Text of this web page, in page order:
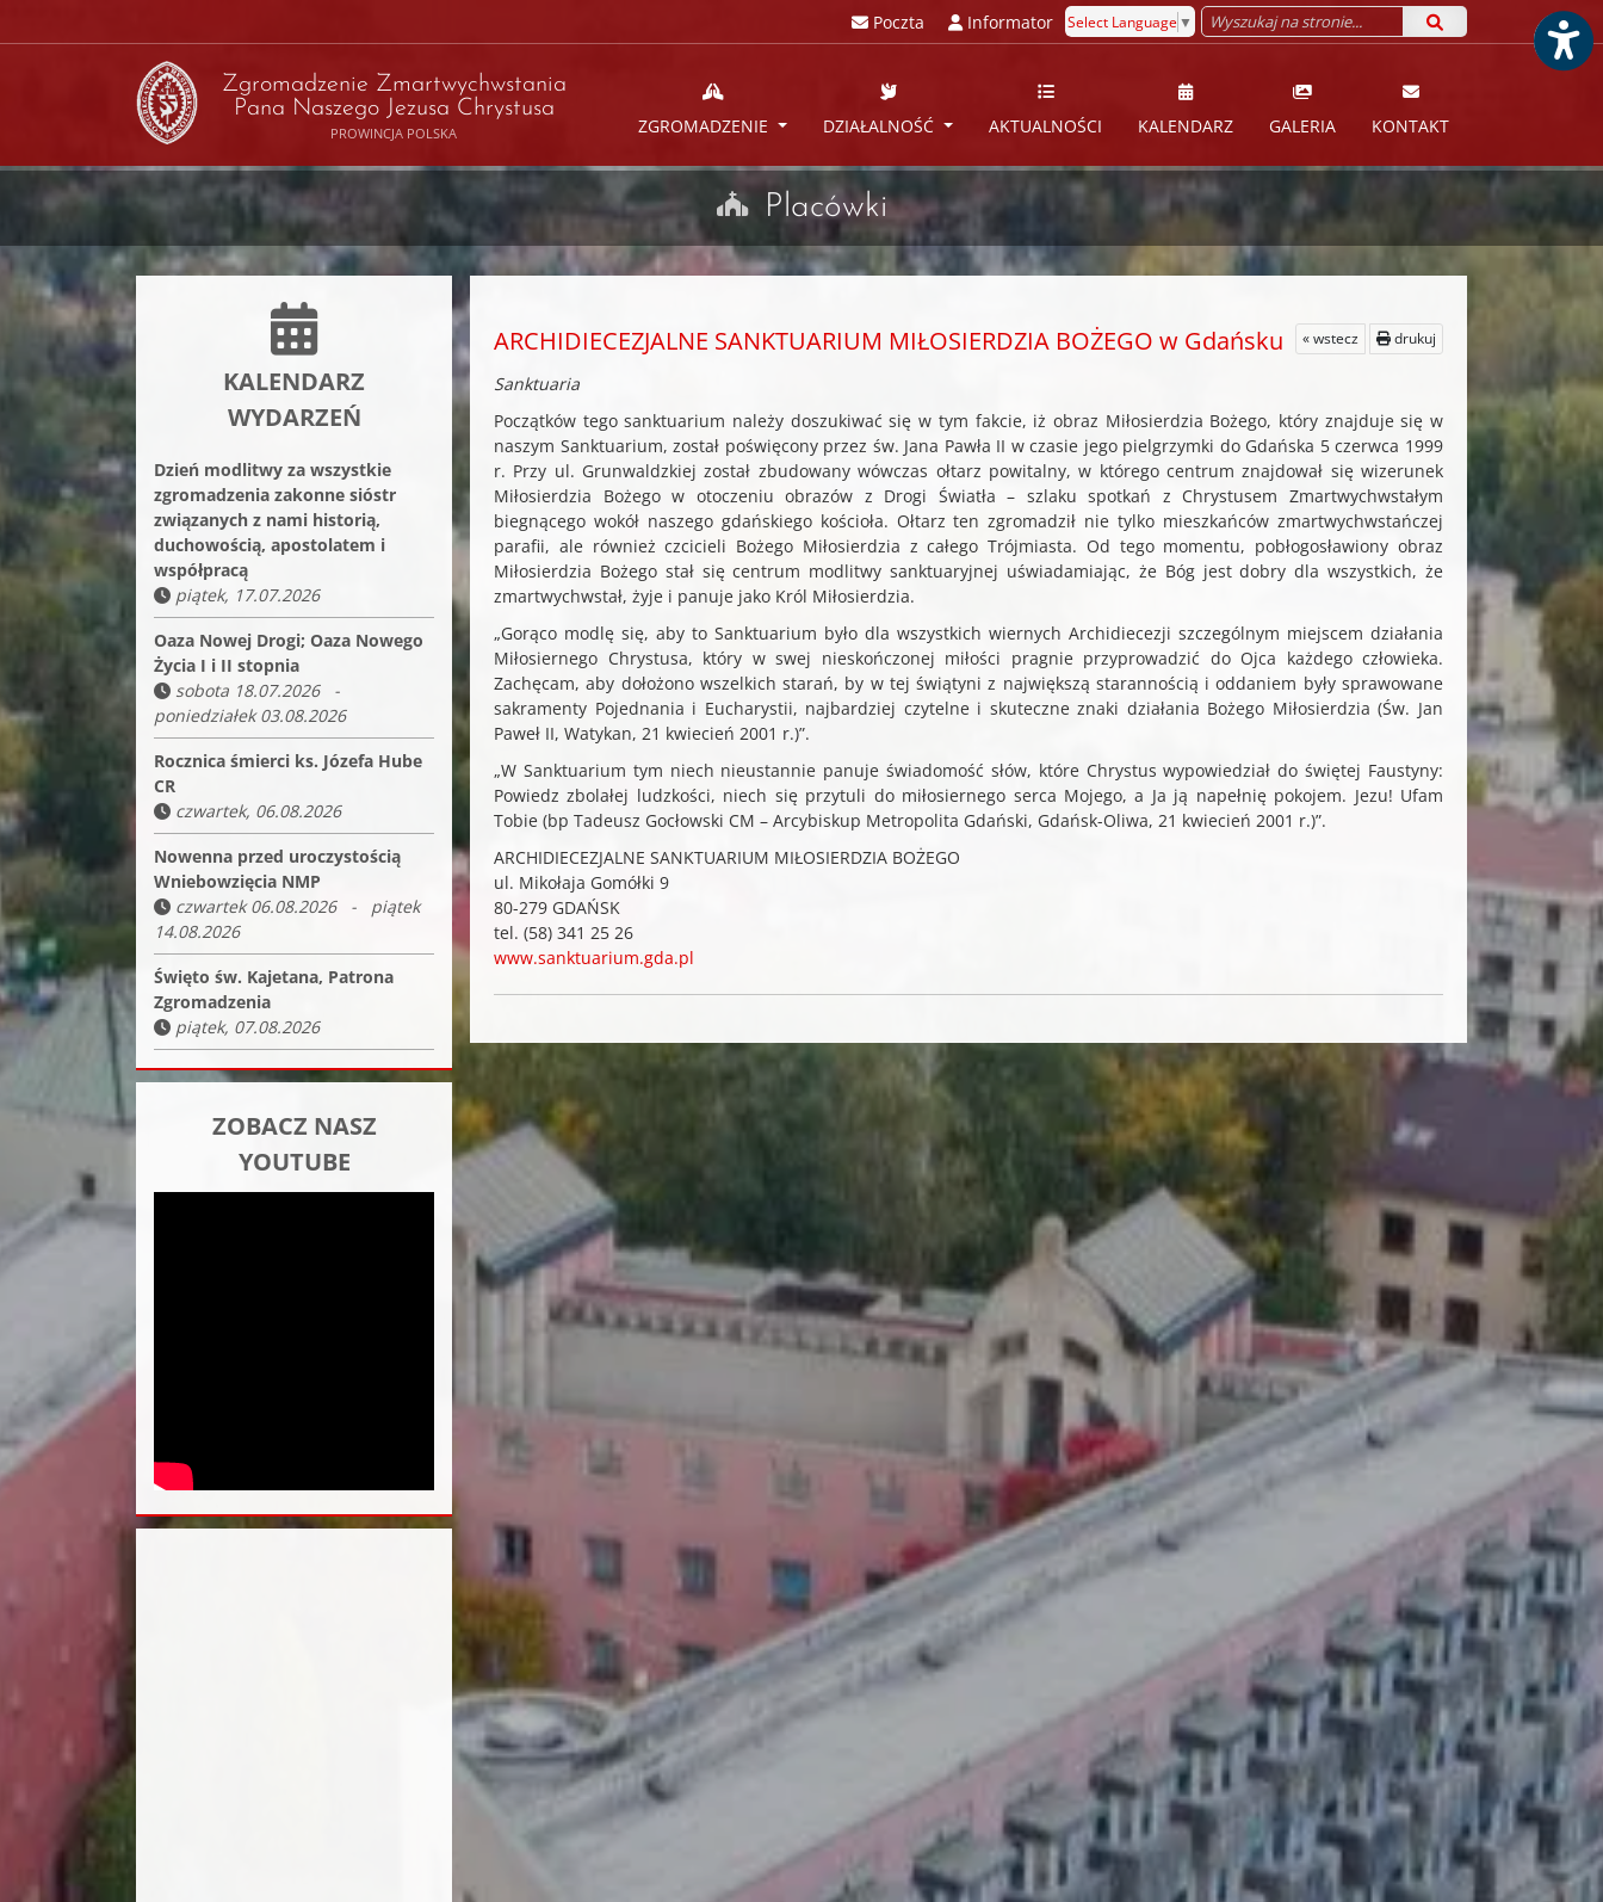
Poczta Informator Select Language ▼
Zgromadzenie Zmartwychwstania
Pana Naszego Jezusa Chrystusa
PROWINCJA POLSKA ZGROMADZENIE DZIAŁALNOŚĆ AKTUALNOŚCI KALENDARZ GALERIA KONTAKT
Placówki
KALENDARZ
WYDARZEŃ
Dzień modlitwy za wszystkie
zgromadzenia zakonne sióstr
związanych z nami historią,
duchowością, apostolatem i
współpracą
piątek, 17.07.2026
Oaza Nowej Drogi; Oaza Nowego
Życia I i II stopnia
sobota 18.07.2026 -
poniedziałek 03.08.2026
Rocznica śmierci ks. Józefa Hube
CR
czwartek, 06.08.2026
Nowenna przed uroczystością
Wniebowzięcia NMP
czwartek 06.08.2026 - piątek
14.08.2026
Święto św. Kajetana, Patrona
Zgromadzenia
piątek, 07.08.2026
ZOBACZ NASZ
YOUTUBE
« wstecz drukuj
ARCHIDIECEZJALNE SANKTUARIUM MIŁOSIERDZIA BOŻEGO w Gdańsku
Sanktuaria
Początków tego sanktuarium należy doszukiwać się w tym fakcie, iż obraz Miłosierdzia Bożego, który znajduje się w
naszym Sanktuarium, został poświęcony przez św. Jana Pawła II w czasie jego pielgrzymki do Gdańska 5 czerwca 1999
r. Przy ul. Grunwaldzkiej został zbudowany wówczas ołtarz powitalny, w którego centrum znajdował się wizerunek
Miłosierdzia Bożego w otoczeniu obrazów z Drogi Światła – szlaku spotkań z Chrystusem Zmartwychwstałym
biegnącego wokół naszego gdańskiego kościoła. Ołtarz ten zgromadził nie tylko mieszkańców zmartwychwstańczej
parafii, ale również czcicieli Bożego Miłosierdzia z całego Trójmiasta. Od tego momentu, pobłogosławiony obraz
Miłosierdzia Bożego stał się centrum modlitwy sanktuaryjnej uświadamiając, że Bóg jest dobry dla wszystkich, że
zmartwychwstał, żyje i panuje jako Król Miłosierdzia.
„Gorąco modlę się, aby to Sanktuarium było dla wszystkich wiernych Archidiecezji szczególnym miejscem działania
Miłosiernego Chrystusa, który w swej nieskończonej miłości pragnie przyprowadzić do Ojca każdego człowieka.
Zachęcam, aby dołożono wszelkich starań, by w tej świątyni z największą starannością i oddaniem były sprawowane
sakramenty Pojednania i Eucharystii, najbardziej czytelne i skuteczne znaki działania Bożego Miłosierdzia (Św. Jan
Paweł II, Watykan, 21 kwiecień 2001 r.)”.
„W Sanktuarium tym niech nieustannie panuje świadomość słów, które Chrystus wypowiedział do świętej Faustyny:
Powiedz zbolałej ludzkości, niech się przytuli do miłosiernego serca Mojego, a Ja ją napełnię pokojem. Jezu! Ufam
Tobie (bp Tadeusz Gocłowski CM – Arcybiskup Metropolita Gdański, Gdańsk-Oliwa, 21 kwiecień 2001 r.)”.
ARCHIDIECEZJALNE SANKTUARIUM MIŁOSIERDZIA BOŻEGO
ul. Mikołaja Gomółki 9
80-279 GDAŃSK
tel. (58) 341 25 26
www.sanktuarium.gda.pl